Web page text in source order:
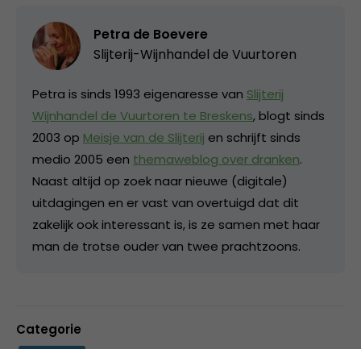
Petra de Boevere
Slijterij-Wijnhandel de Vuurtoren
Petra is sinds 1993 eigenaresse van Slijterij
Wijnhandel de Vuurtoren te Breskens, blogt sinds
2003 op Meisje van de Slijterij en schrijft sinds
medio 2005 een themaweblog over dranken.
Naast altijd op zoek naar nieuwe (digitale)
uitdagingen en er vast van overtuigd dat dit
zakelijk ook interessant is, is ze samen met haar
man de trotse ouder van twee prachtzoons.
Categorie